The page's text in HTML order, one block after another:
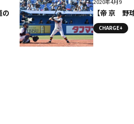
の
【帝 京
CHARGE+